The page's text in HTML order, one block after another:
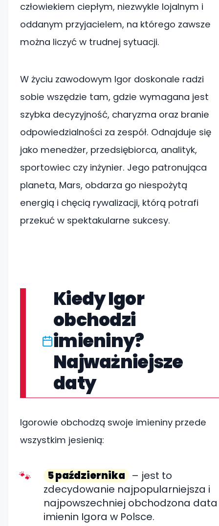
człowiekiem ciepłym, niezwykle lojalnym i
oddanym przyjacielem, na którego zawsze
można liczyć w trudnej sytuacji.
W życiu zawodowym Igor doskonale radzi
sobie wszędzie tam, gdzie wymagana jest
szybka decyzyjność, charyzma oraz branie
odpowiedzialności za zespół. Odnajduje się
jako menedżer, przedsiębiorca, analityk,
sportowiec czy inżynier. Jego patronująca
planeta, Mars, obdarza go niespożytą
energią i chęcią rywalizacji, którą potrafi
przekuć w spektakularne sukcesy.
Kiedy Igor
obchodzi
imieniny?
Najważniejsze
daty
Igorowie obchodzą swoje imieniny przede
wszystkim jesienią:
5 października – jest to
zdecydowanie najpopularniejsza i
najpowszechniej obchodzona data
imienin Igora w Polsce.